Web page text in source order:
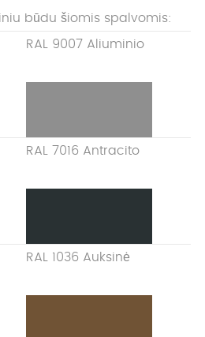
būdu šiomis spalvomis:
RAL 9007 Aliuminio
RAL 7016 Antracito
RAL 1036 Auksinė